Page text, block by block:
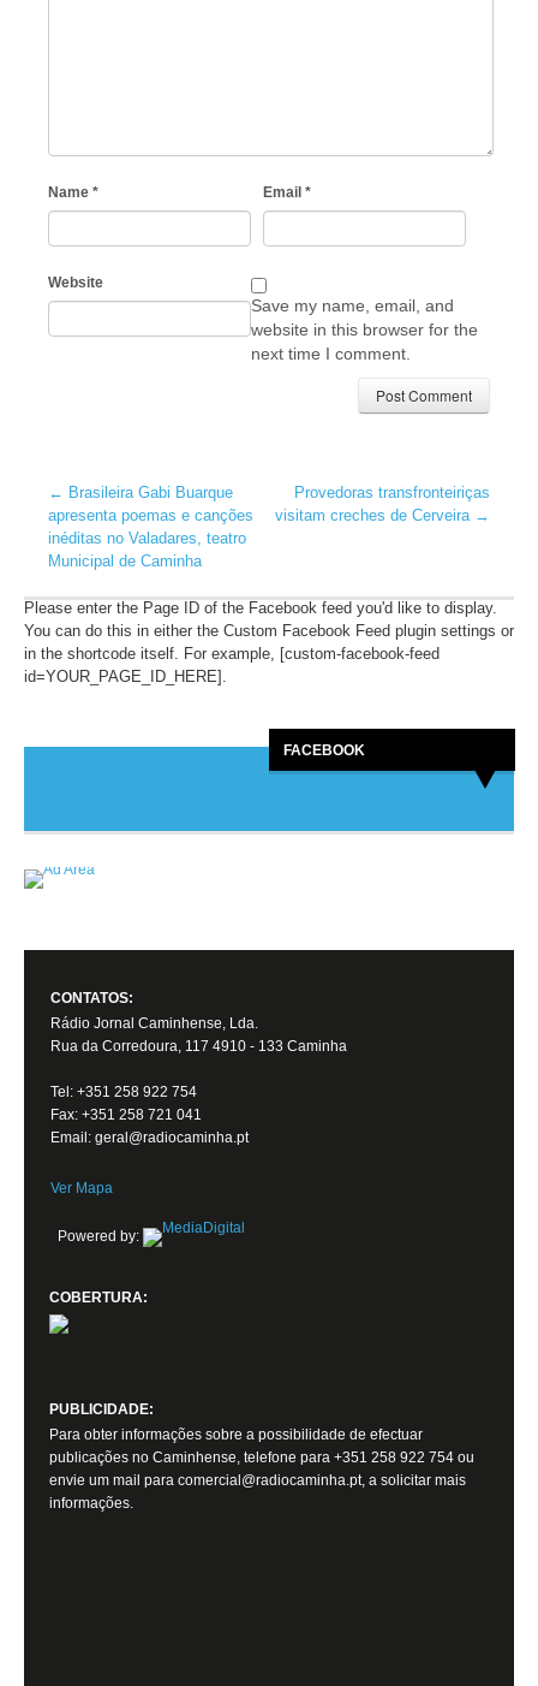
Name * Email *
Website
Save my name, email, and
website in this browser for the
next time I comment.
← Brasileira Gabi Buarque
apresenta poemas e canções
inéditas no Valadares, teatro
Municipal de Caminha
Provedoras transfronteiriças
visitam creches de Cerveira →
Please enter the Page ID of the Facebook feed you'd like to display.
You can do this in either the Custom Facebook Feed plugin settings or
in the shortcode itself. For example, [custom-facebook-feed
id=YOUR_PAGE_ID_HERE].
FACEBOOK
CONTATOS:
Rádio Jornal Caminhense, Lda.
Rua da Corredoura, 117 4910 - 133 Caminha
Tel: +351 258 922 754
Fax: +351 258 721 041
Email: geral@radiocaminha.pt
Ver Mapa
Powered by:
COBERTURA:
PUBLICIDADE:
Para obter informações sobre a possibilidade de efectuar
publicações no Caminhense, telefone para +351 258 922 754 ou
envie um mail para comercial@radiocaminha.pt, a solicitar mais
informações.